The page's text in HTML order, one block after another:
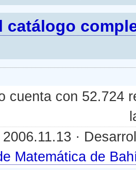
catálogo
cuenta con 52.724
·
Matemática de